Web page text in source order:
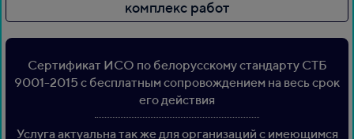
комплекс работ
Сертификат ИСО по белорусскому стандарту СТБ
9001-2015 с бесплатным сопровождением на весь срок
его действия
Услуга актуальна так же для организаций с имеющимся